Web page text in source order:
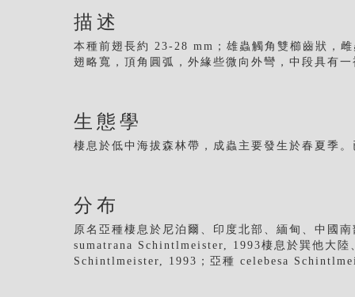
描述
本種前翅長約 23-28 mm；雄蟲觸角雙櫛齒狀，
翅略寬，頂角圓弧，外緣些微向外彎，中段具有
生態學
棲息於低中海拔森林帶，成蟲主要發生於春夏季
分布
原名亞種棲息於尼泊爾、印度北部、緬甸、中國
sumatrana Schintlmeister, 1993棲息於巽他大
Schintlmeister, 1993；亞種 celebesa